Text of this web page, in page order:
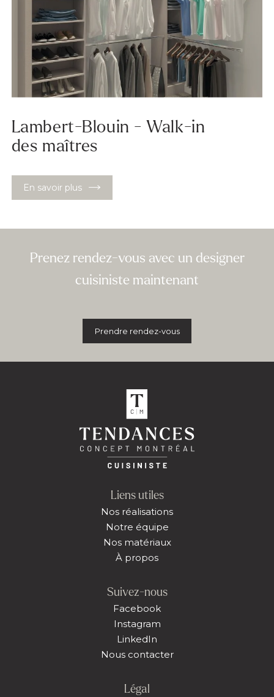
Lambert-Blouin - Walk-in
des maîtres
En savoir plus
Prenez rendez-vous avec un designer
cuisiniste maintenant
Prendre rendez-vous
Liens utiles
Nos réalisations
Notre équipe
Nos matériaux
À propos
Suivez-nous
Facebook
Instagram
LinkedIn
Nous contacter
Légal